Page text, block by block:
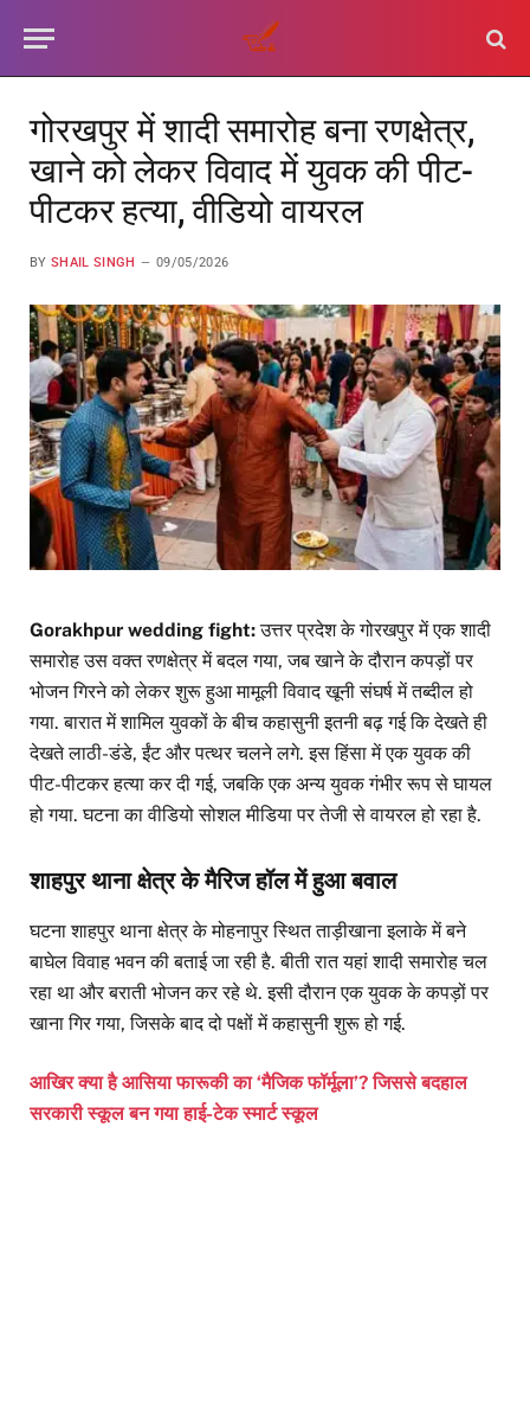
गोरखपुर में शादी समारोह बना रणक्षेत्र,
खाने को लेकर विवाद में युवक की पीट-
पीटकर हत्या, वीडियो वायरल
BY SHAIL SINGH 09/05/2026
Gorakhpur wedding fight:उत्तर प्रदेश के गोरखपुर में एक शादी
समारोह उस वक्त रणक्षेत्र में बदल गया, जब खाने के दौरान कपड़ों पर
भोजन गिरने को लेकर शुरू हुआ मामूली विवाद खूनी संघर्ष में तब्दील हो
गया. बारात में शामिल युवकों के बीच कहासुनी इतनी बढ़ गई कि देखते ही
देखते लाठी-डंडे, ईंट और पत्थर चलने लगे. इस हिंसा में एक युवक की
पीट-पीटकर हत्या कर दी गई, जबकि एक अन्य युवक गंभीर रूप से घायल
हो गया. घटना का वीडियो सोशल मीडिया पर तेजी से वायरल हो रहा है.
शाहपुर थाना क्षेत्र के मैरिज हॉल में हुआ बवाल
घटना शाहपुर थाना क्षेत्र के मोहनापुर स्थित ताड़ीखाना इलाके में बने
बाघेल विवाह भवन की बताई जा रही है. बीती रात यहां शादी समारोह चल
रहा था और बराती भोजन कर रहे थे. इसी दौरान एक युवक के कपड़ों पर
खाना गिर गया, जिसके बाद दो पक्षों में कहासुनी शुरू हो गई.
आखिर क्या है आसिया फारूकी का ‘मैजिक फॉर्मूला’? जिससे बदहाल
सरकारी स्कूल बन गया हाई-टेक स्मार्ट स्कूल